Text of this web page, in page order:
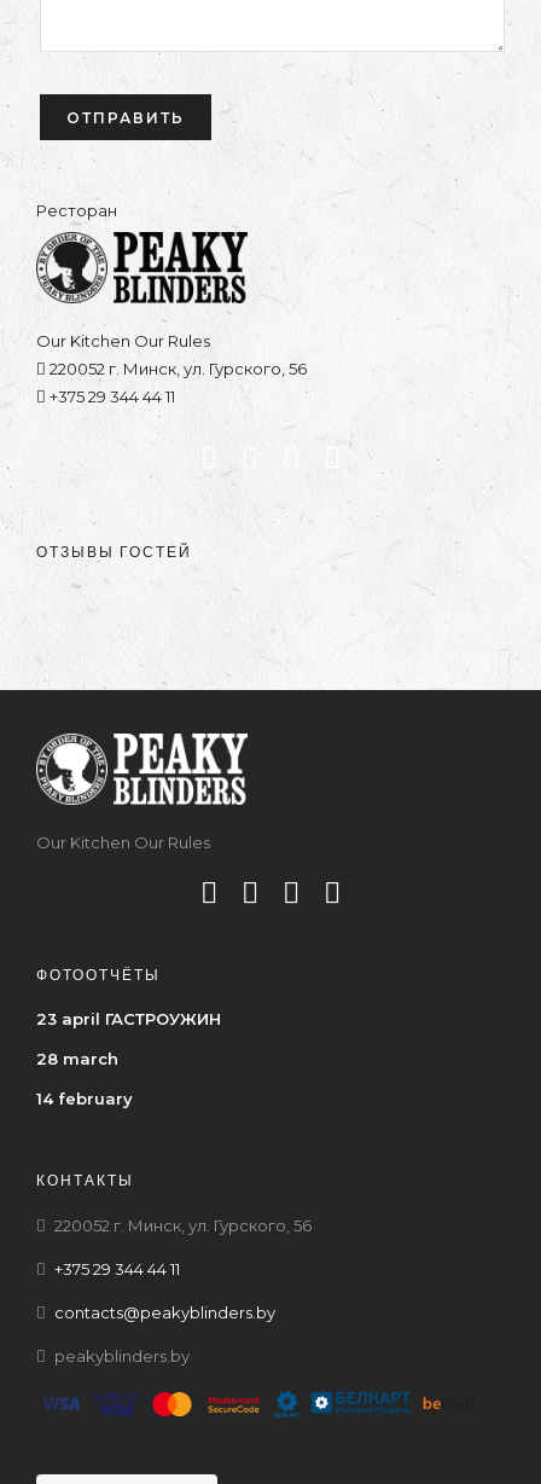
Ресторан
Our Kitchen Our Rules
220052 г. Минск, ул. Гурского, 56
+375 29 344 44 11
ОТЗЫВЫ ГОСТЕЙ
Our Kitchen Our Rules
ФОТООТЧЁТЫ
23 april ГАСТРОУЖИН
28 march
14 february
КОНТАКТЫ
220052 г. Минск, ул. Гурского, 56
+375 29 344 44 11
contacts@peakyblinders.by
peakyblinders.by